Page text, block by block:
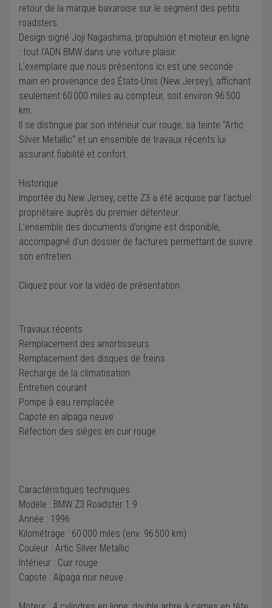
retour de la marque bavaroise sur le segment des petits
roadsters.
Design signé Joji Nagashima, propulsion et moteur en ligne
: tout l’ADN BMW dans une voiture plaisir.
L’exemplaire que nous présentons ici est une seconde
main en provenance des États-Unis (New Jersey), affichant
seulement 60 000 miles au compteur, soit environ 96 500
km.
Il se distingue par son intérieur cuir rouge, sa teinte "Artic
Silver Metallic" et un ensemble de travaux récents lui
assurant fiabilité et confort.
Historique
Importée du New Jersey, cette Z3 a été acquise par l’actuel
propriétaire auprès du premier détenteur.
L’ensemble des documents d’origine est disponible,
accompagné d’un dossier de factures permettant de suivre
son entretien.
Cliquez pour voir la vidéo de présentation
Travaux récents
Remplacement des amortisseurs
Remplacement des disques de freins
Recharge de la climatisation
Entretien courant
Pompe à eau remplacée
Capote en alpaga neuve
Réfection des sièges en cuir rouge
Caractéristiques techniques
Modèle : BMW Z3 Roadster 1.9
Année : 1996
Kilométrage : 60 000 miles (env. 96 500 km)
Couleur : Artic Silver Metallic
Intérieur : Cuir rouge
Capote : Alpaga noir neuve